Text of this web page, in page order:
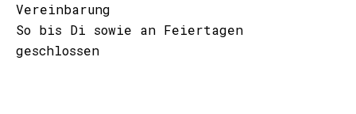
Vereinbarung
So bis Di sowie an Feiertagen
geschlossen